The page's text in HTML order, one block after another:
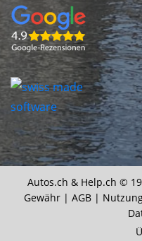
Autos.ch & Help.ch ©
Gewähr | AGB|